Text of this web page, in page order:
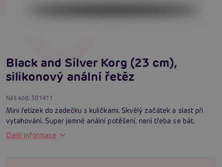
Black and Silver Korg (23 cm),
silikonový anální řetěz
Náš kód:301411
Mini řetízek do zadečku s kuličkami. Skvělý začátek a slast při
vytahování. Super jemné anální potěšení, není třeba se bát.
Další informace